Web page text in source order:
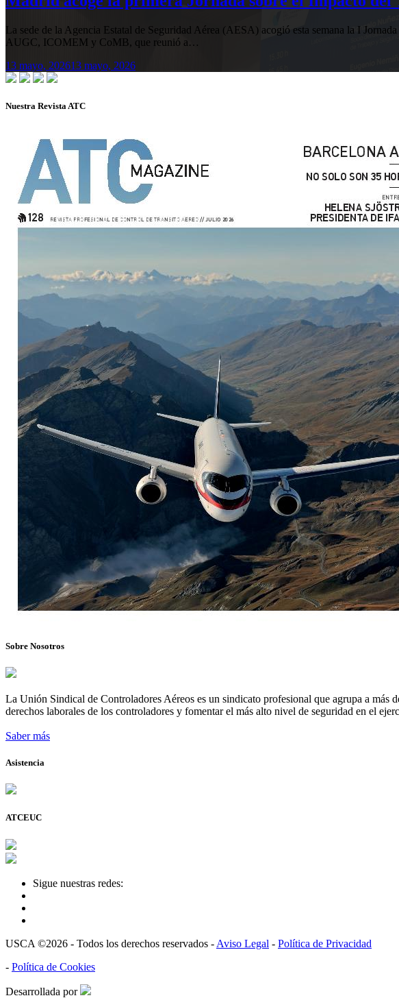
La sede de la Agencia Estatal de Seguridad Aérea (AESA) acogió esta semana la I
AUGC, ICOMEM y CoMB, que reunió a…
13 mayo, 202613 mayo, 2026
Nuestra Revista ATC
Sobre Nosotros
La Unión Sindical de Controladores Aéreos es un sindicato profesional que agrupa a
derechos laborales de los controladores y fomentar el más alto nivel de seguridad en el
Saber más
Asistencia
ATCEUC
Sigue nuestras redes:
USCA ©2026 - Todos los derechos reservados - Aviso Legal - Política de Privacidad
- Política de Cookies
Desarrollada por